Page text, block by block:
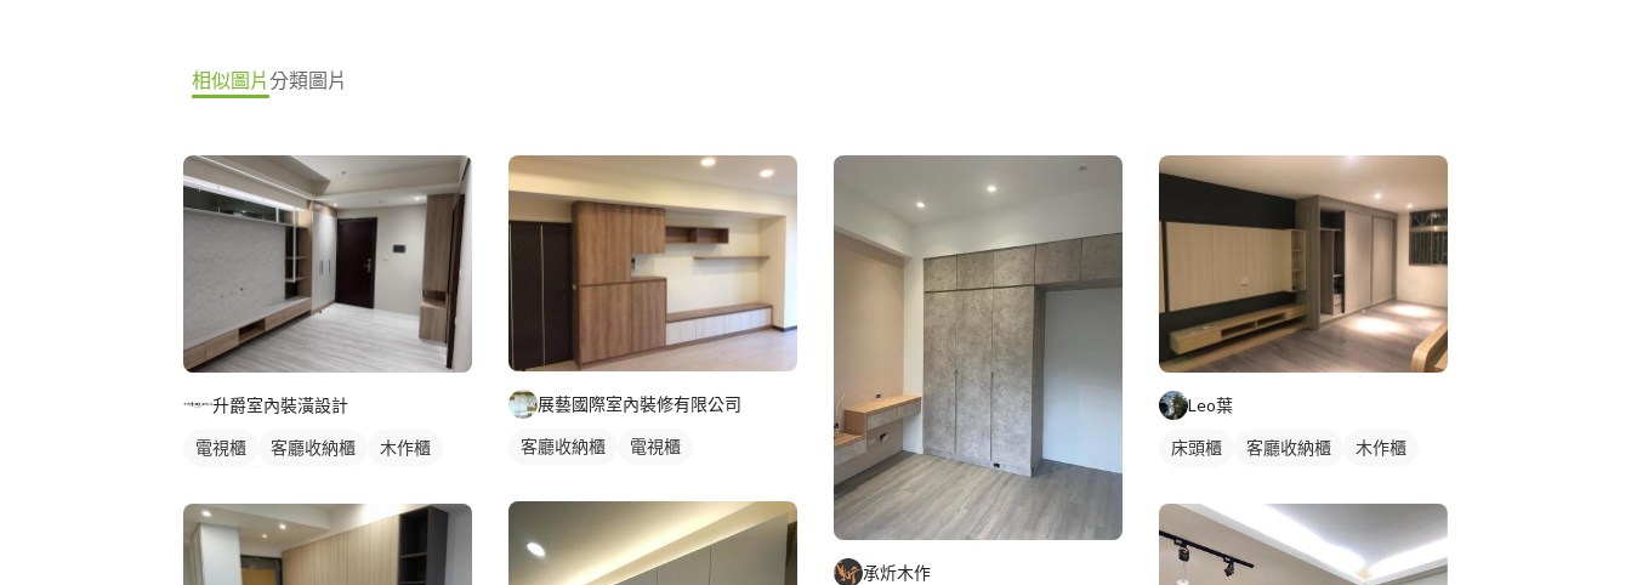
相似圖片分類圖片
升爵室內裝潢設計
電視櫃 客廳收納櫃
木作櫃
展藝國際室內裝修有限公司
客廳收納櫃 電視櫃
承炘木作
Leo葉
床頭櫃 客廳收納櫃
木作櫃